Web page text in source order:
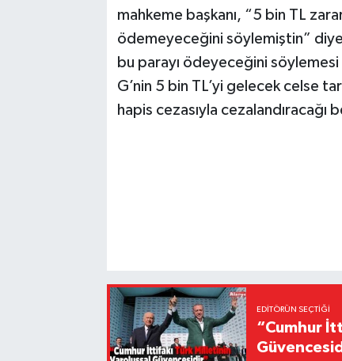
mahkeme başkanı, “5 bin TL
ödemeyeceğini söylemiştin” diye
bu parayı ödeyeceğini
G’nin 5 bin TL’yi gelecek celse
hapis cezasıyla cezalandıracağı
EDITÖRÜN SEÇTIĞI
“Cumhur